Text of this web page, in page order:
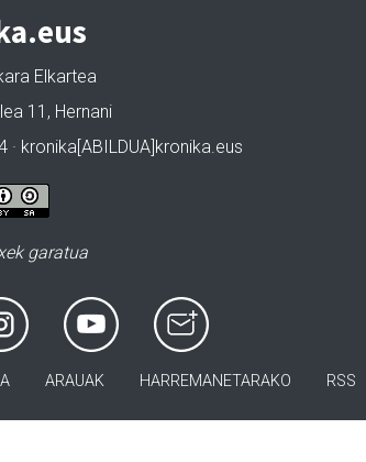
Elkartea
11, Hernani
· kronika[ABILDUA]kronika.eus
garatua
ARAUAK HARREMANETARAKO RSS